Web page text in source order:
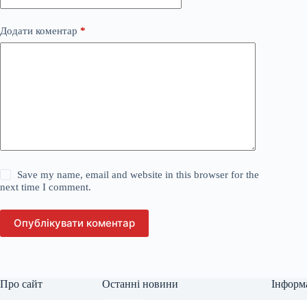
Додати коментар *
Save my name, email and website in this browser for the
next time I comment.
Опублікувати коментар
Про сайт Останні новини